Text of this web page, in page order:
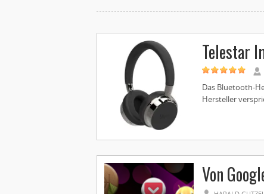
Telestar
Das Bluetooth-
Hersteller
Von